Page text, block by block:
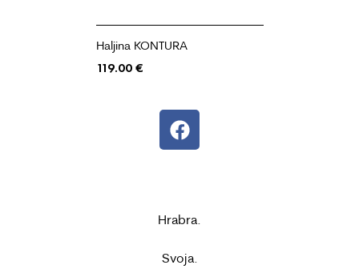
Haljina KONTURA
119.00 €
Hrabra.
Svoja.